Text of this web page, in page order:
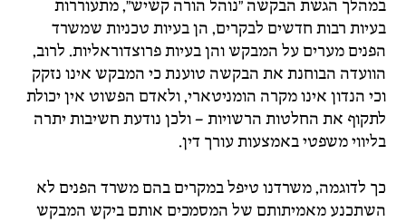
במהלך הגשת הבקשה "נוהל הורה קשיש", מתעוררות
בעיות רבות חדשים לבקרים, הן בעיות טכניות שמשרד
הפנים מערים על המבקש והן בעיות פרוצדוראליות. לרוב,
הוועדה הבוחנת את הבקשה טוענת כי המבקש אינו נזקק
וכי הנדון אינו מקרה הומניטארי, ולאדם הפשוט אין יכולת
לתקוף את החלטות הרשויות – ולכן נודעת חשיבות יתרה
בליווי משפטי באמצעות עורך דין.
כך לדוגמה, משרדנו טיפל במקרים בהם משרד הפנים לא
השתכנע מאמיתותם של המסמכים אותם ביקש המבקש